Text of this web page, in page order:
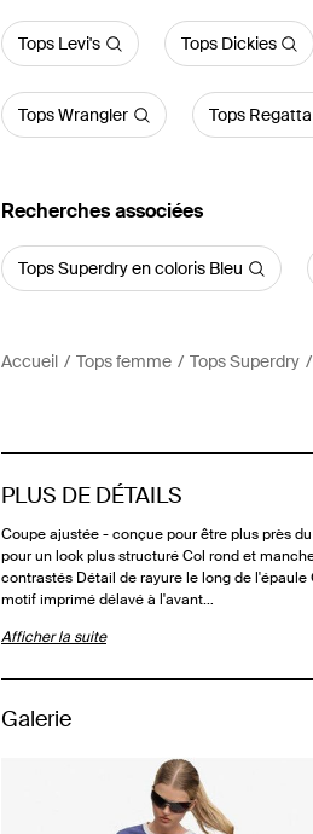
Tops Levi's Tops Dickies
Tops Wrangler Tops Regatta
Recherches associées
Tops Superdry en coloris Bleu
Accueil Tops femme Tops Superdry
PLUS DE DÉTAILS
Coupe ajustée - conçue pour être plus près
pour un look plus structuré Col rond et
contrastés Détail de rayure le long de l'épaule
motif imprimé délavé à l'avant…
Afficher la suite
Galerie